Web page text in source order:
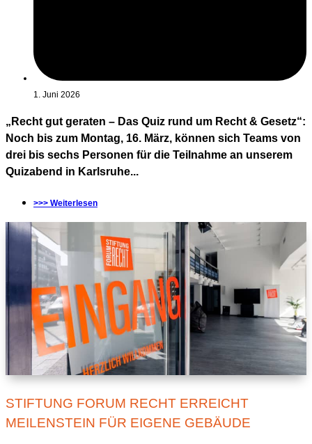
1. Juni 2026
„Recht gut geraten – Das Quiz rund um Recht & Gesetz“:
Noch bis zum Montag, 16. März, können sich Teams von
drei bis sechs Personen für die Teilnahme an unserem
Quizabend in Karlsruhe...
>>> Weiterlesen
STIFTUNG FORUM RECHT ERREICHT
MEILENSTEIN FÜR EIGENE GEBÄUDE